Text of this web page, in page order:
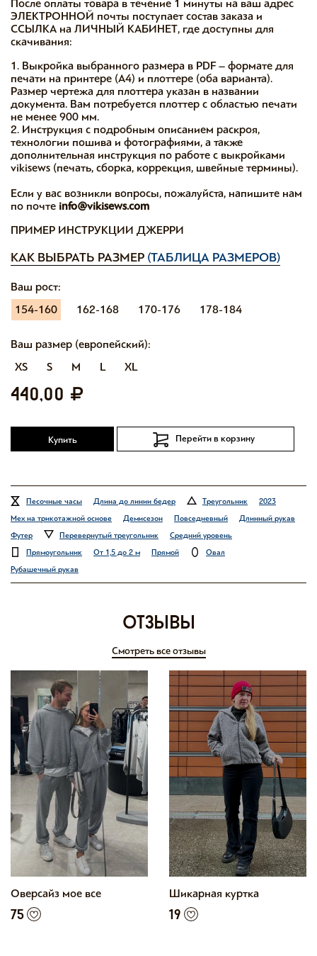
После оплаты товара в течение 1 минуты на ваш адрес
ЭЛЕКТРОННОЙ почты поступает состав заказа и
ССЫЛКА на ЛИЧНЫЙ КАБИНЕТ, где доступны для
скачивания:
1. Выкройка выбранного размера в PDF – формате для
печати на принтере (А4) и плоттере (оба варианта).
Размер чертежа для плоттера указан в названии
документа. Вам потребуется плоттер с областью печати
не менее 900 мм.
2. Инструкция с подробным описанием раскроя,
технологии пошива и фотографиями, а также
дополнительная инструкция по работе с выкройками
vikisews (печать, сборка, коррекция, швейные термины).
Если у вас возникли вопросы, пожалуйста, напишите нам
по почте info@vikisews.com
ПРИМЕР ИНСТРУКЦИИ ДЖЕРРИ
КАК ВЫБРАТЬ РАЗМЕР (ТАБЛИЦА РАЗМЕРОВ)
Ваш рост:
154-160
162-168 170-176 178-184
Ваш размер (европейский):
XS
S M L XL
440,00
Купить Перейти в корзину
Песочные часы Длина до линии бедер Треугольник
2023
Мех на трикотажной основе
Демисезон Повседневный
Длинный рукав
Футер
Перевернутый треугольник
Средний уровень
Прямоугольник
От 1,5 до 2 м Прямой
Овал
Рубашечный рукав
отзывы
Смотреть все отзывы
Оверсайз мое все
75
Шикарная куртка
19